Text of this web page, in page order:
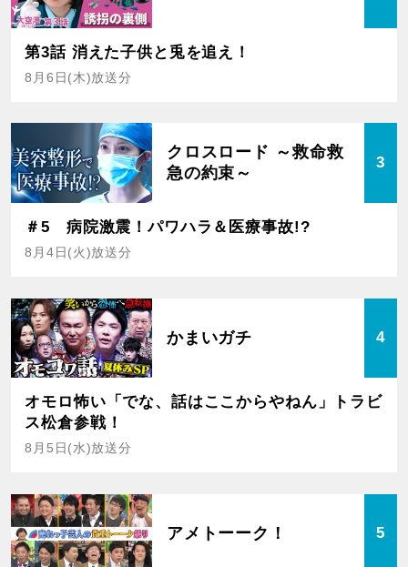
第3話 消えた子供と兎を追え！
8月6日(木)放送分
クロスロード ～救命救
急の約束～
3
＃5 病院激震！パワハラ＆医療事故!?
8月4日(火)放送分
かまいガチ 4
オモロ怖い「でな、話はここからやねん」トラビ
ス松倉参戦！
8月5日(水)放送分
アメトーーク！ 5